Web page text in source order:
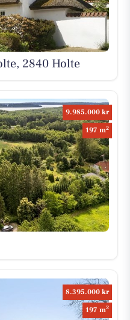
2840 Holte
9.985.000 kr
197 m2
8.395.000 kr
197 m2